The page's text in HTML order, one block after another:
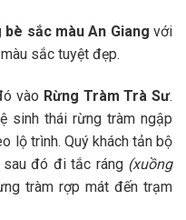
bè sắc màu An Giang với
sắc tuyệt đẹp.
vào Rừng Tràm Trà Sư.
sinh thái rừng tràm ngập
lộ trình. Quý khách tản bộ
đó đi tắc ráng (xuồng
tràm rợp mát đến trạm